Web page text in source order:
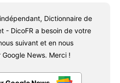
Dictionnaire de
- DicoFR a besoin de votre
suivant et en nous
News. Merci !